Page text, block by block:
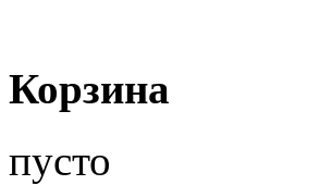
Корзина
пусто